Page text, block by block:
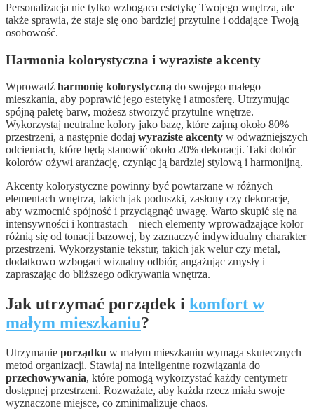
Personalizacja nie tylko wzbogaca estetykę Twojego wnętrza, ale
także sprawia, że staje się ono bardziej przytulne i oddające Twoją
osobowość.
Harmonia kolorystyczna i wyraziste akcenty
Wprowadź harmonię kolorystyczną do swojego małego
mieszkania, aby poprawić jego estetykę i atmosferę. Utrzymując
spójną paletę barw, możesz stworzyć przytulne wnętrze.
Wykorzystaj neutralne kolory jako bazę, które zajmą około 80%
przestrzeni, a następnie dodaj wyraziste akcenty w odważniejszych
odcieniach, które będą stanowić około 20% dekoracji. Taki dobór
kolorów ożywi aranżację, czyniąc ją bardziej stylową i harmonijną.
Akcenty kolorystyczne powinny być powtarzane w różnych
elementach wnętrza, takich jak poduszki, zasłony czy dekoracje,
aby wzmocnić spójność i przyciągnąć uwagę. Warto skupić się na
intensywności i kontrastach – niech elementy wprowadzające kolor
różnią się od tonacji bazowej, by zaznaczyć indywidualny charakter
przestrzeni. Wykorzystanie tekstur, takich jak welur czy metal,
dodatkowo wzbogaci wizualny odbiór, angażując zmysły i
zapraszając do bliższego odkrywania wnętrza.
Jak utrzymać porządek i komfort w
małym mieszkaniu?
Utrzymanie porządku w małym mieszkaniu wymaga skutecznych
metod organizacji. Stawiaj na inteligentne rozwiązania do
przechowywania, które pomogą wykorzystać każdy centymetr
dostępnej przestrzeni. Rozważate, aby każda rzecz miała swoje
wyznaczone miejsce, co zminimalizuje chaos.